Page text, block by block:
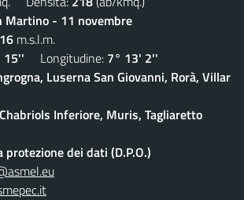
Martino - 11 novembre
m.s.l.m.
15'' Longitudine: 7° 13' 2''
Luserna San Giovanni, Rorà, Villar
Chabriols Inferiore, Muris, Tagliaretto
protezione dei dati (D.P.O.)